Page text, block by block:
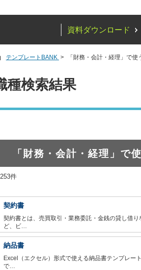
資料ダウンロード
テンプレートBANK 「財務・会計・経理」で
種検索結果
「財務・会計・経理」で
件
契約書
契約書とは、売買取引・業務委託・金銭の貸し借り
ど、ビ…
納品書
Excel（エクセル）形式で使える納品書テンプレート
で…